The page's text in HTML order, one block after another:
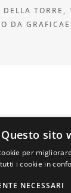
DELLA
DA
Questo sito
per
i cookie in
NECESSARI